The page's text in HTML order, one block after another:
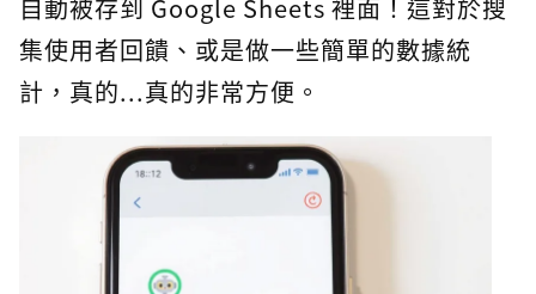
自動被存到 Google Sheets 裡面！這對於搜
集使用者回饋、或是做一些簡單的數據統
計，真的...真的非常方便。